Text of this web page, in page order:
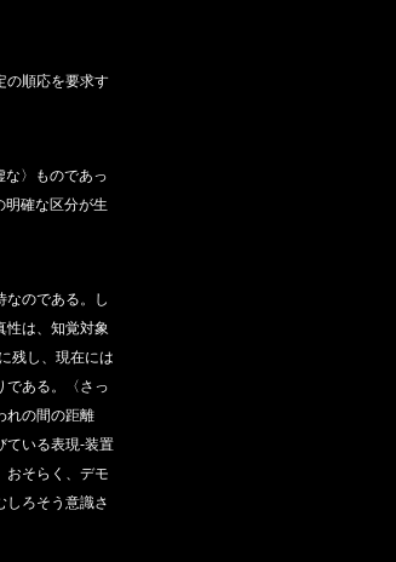
の順応を要求す
〉ものであっ
確な区分が生
なのである。し
性は、知覚対象
残し、現在には
である。〈さっ
れの間の距離
ている表現‐装置
おそらく、デモ
しろそう意識さ